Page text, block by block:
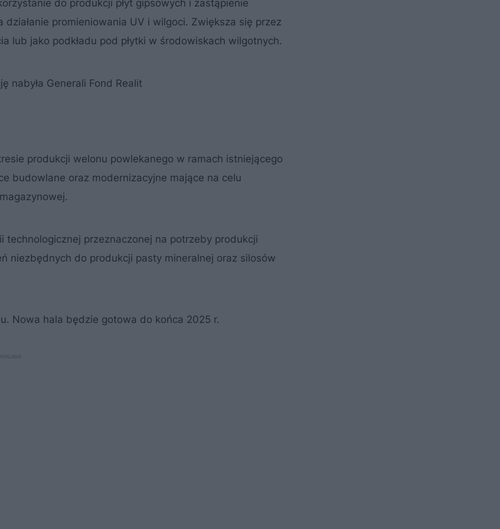
do produkcji płyt gipsowych i zastąpienie
promieniowania UV i wilgoci. Zwiększa się przez
lub jako podkładu pod płytki w środowiskach wilgotnych.
nabyła Generali Fond Realit
produkcji welonu powlekanego w ramach istniejącego
budowlane oraz modernizacyjne mające na celu
przeznaczonej na potrzeby produkcji
niezbędnych do produkcji pasty mineralnej oraz silosów
Nowa hala będzie gotowa do końca 2025 r.